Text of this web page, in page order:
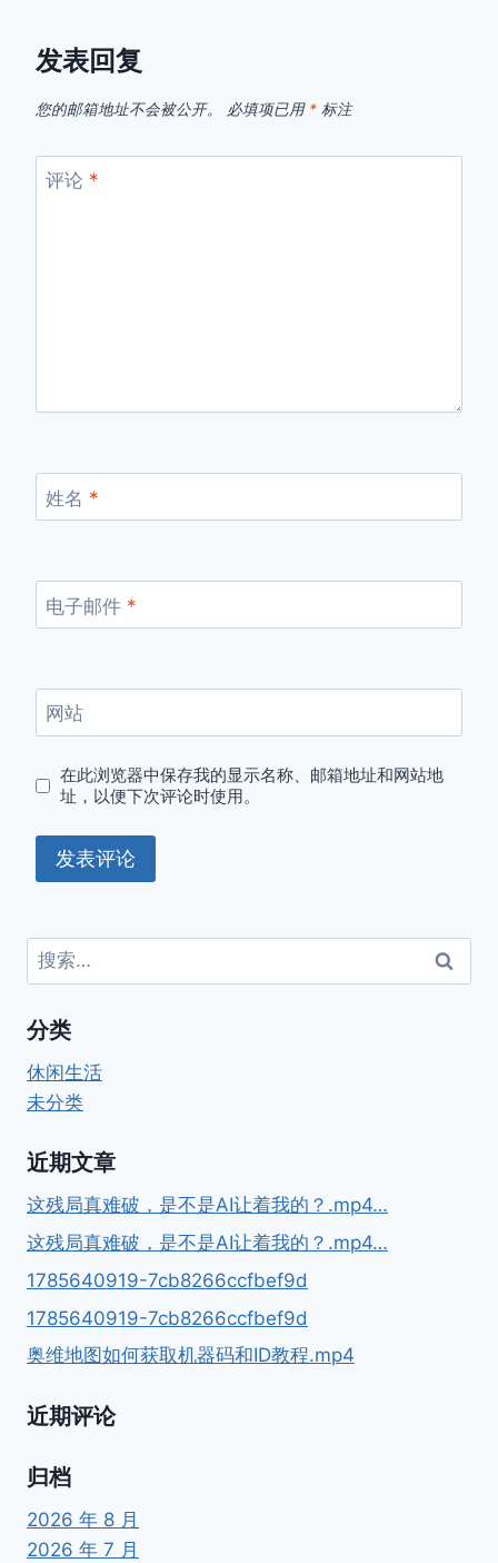
发表回复
您的邮箱地址不会被公开。 必填项已用 * 标注
评论 *
姓名 *
电子邮件 *
网站
在此浏览器中保存我的显示名称、邮箱地址和网站地
址，以便下次评论时使用。
搜
索：
分类
休闲生活
未分类
近期文章
这残局真难破，是不是AI让着我的？.mp4…
这残局真难破，是不是AI让着我的？.mp4…
1785640919-7cb8266ccfbef9d
1785640919-7cb8266ccfbef9d
奥维地图如何获取机器码和ID教程.mp4
近期评论
归档
2026 年 8 月
2026 年 7 月